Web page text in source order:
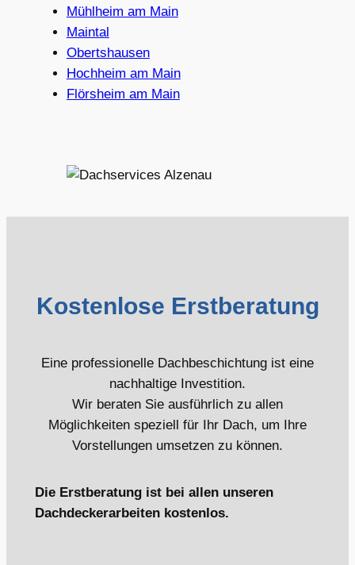
Mühlheim am Main
Maintal
Obertshausen
Hochheim am Main
Flörsheim am Main
Kostenlose Erstberatung
Eine professionelle Dachbeschichtung ist eine
nachhaltige Investition.
Wir beraten Sie ausführlich zu allen
Möglichkeiten speziell für Ihr Dach, um Ihre
Vorstellungen umsetzen zu können.
Die Erstberatung ist bei allen unseren
Dachdeckerarbeiten kostenlos.